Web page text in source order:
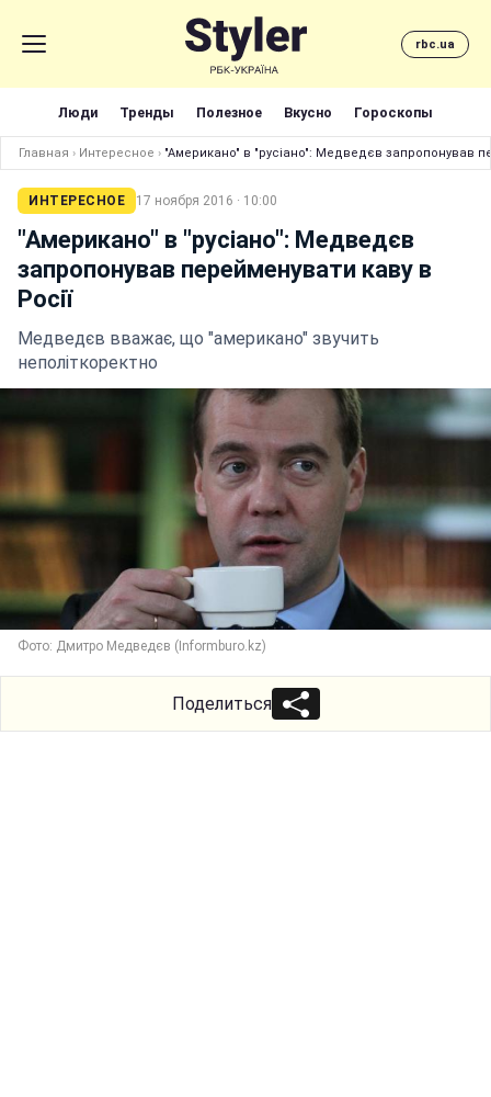
rbc.ua
Люди Тренды Полезное Вкусно Гороскопы
Главная › Интересное › "Американо" в "русіано": Медведєв запропонував
ИНТЕРЕСНОЕ 17 ноября 2016 · 10:00
"Американо" в "русіано": Медведєв
запропонував перейменувати каву в
Росії
Медведєв вважає, що "американо" звучить
неполіткоректно
Фото: Дмитро Медведєв (Informburo.kz)
Поделиться